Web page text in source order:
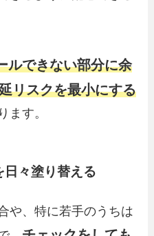
ルできない部分に余
リスクを最小にする
ます。
日々塗り替える
や、特に若手のうちは